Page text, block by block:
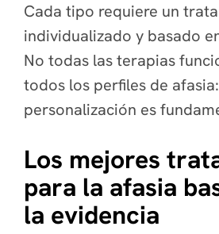
Cada tipo requiere un
individualizado y basado
No todas las terapias
todos los perfiles de
personalización es
Los mejores
para la afasia
la evidencia